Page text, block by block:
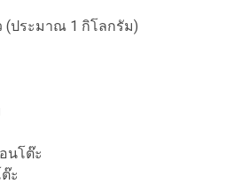
(ประมาณ 1 กิโลกรัม)
นโต๊ะ
ะ